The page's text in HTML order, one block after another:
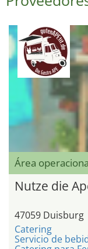
Área
Nutze die
47059 Duisburg
Catering
Servicio de